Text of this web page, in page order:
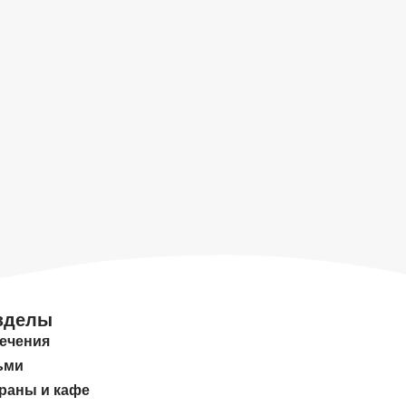
и кафе